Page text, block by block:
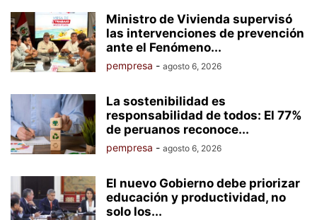
Ministro de Vivienda supervisó
las intervenciones de prevención
ante el Fenómeno...
pempresa - agosto 6, 2026
La sostenibilidad es
responsabilidad de todos: El 77%
de peruanos reconoce...
pempresa - agosto 6, 2026
El nuevo Gobierno debe priorizar
educación y productividad, no
solo los...